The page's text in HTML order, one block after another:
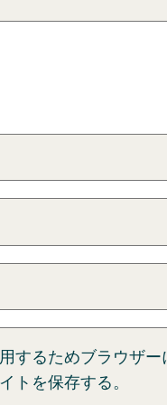
するためブラウザー
トを保存する。